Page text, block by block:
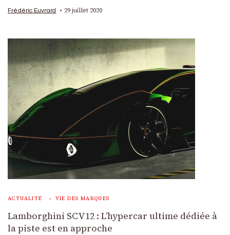
Frédéric Euvrard 29 juillet 2020
ACTUALITÉ VIE DES MARQUES
Lamborghini SCV12 : L’hypercar ultime dédiée à
la piste est en approche